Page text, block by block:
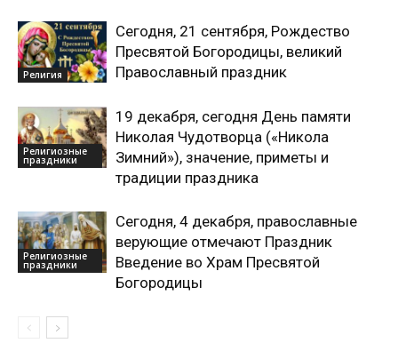
Религия
Сегодня, 21 сентября, Рождество
Пресвятой Богородицы, великий
Православный праздник
Религиозные
праздники
19 декабря, сегодня День памяти
Николая Чудотворца («Никола
Зимний»), значение, приметы и
традиции праздника
Религиозные
праздники
Сегодня, 4 декабря, православные
верующие отмечают Праздник
Введение во Храм Пресвятой
Богородицы